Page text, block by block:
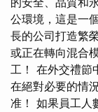
公環境，這是一
長的公司打造繁
或正在轉向混合
工！ 在外交禮節
在絕對必要的情
准！ 如果員工人